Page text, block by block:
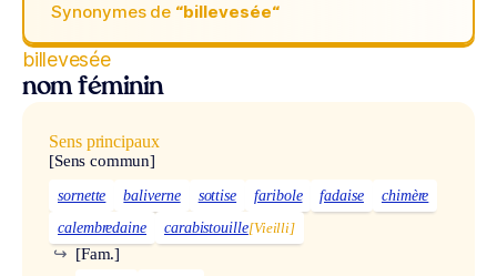
Synonymes de “billevesée“
billevesée
nom féminin
Sens principaux
[Sens commun]
sornette baliverne sottise faribole fadaise
chimère
calembredaine
carabistouille[Vieilli]
[Fam.]
↪